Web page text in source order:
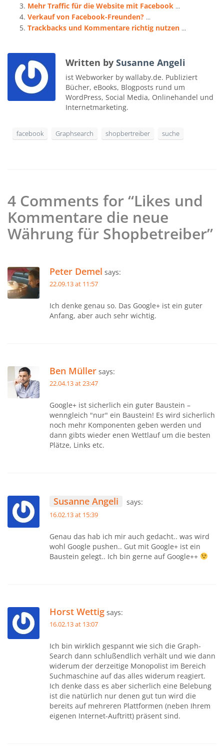
Mehr Traffic für die Website mit Facebook ...
Verkauf von Facebook-Freunden? ...
Trackbacks und Kommentare richtig nutzen ...
Written by Susanne Angeli
ist Webworker by wallaby.de. Publiziert
Bücher, eBooks, Blogposts rund um
WordPress, Social Media, Onlinehandel und
Internetmarketing.
facebook Graphsearch shopbertreiber suche
4 Comments for “Likes und
Kommentare die neue
Währung für Shopbetreiber”
Peter Demel says:
22.09.13 at 11:57
Ich denke genau so. Das Google+ ist ein guter
Anfang, aber auch sehr wichtig.
Ben Müller says:
22.04.13 at 23:47
Google+ ist sicherlich ein guter Baustein –
wenngleich "nur" ein Baustein! Es wird sicherlich
noch mehr Komponenten geben werden und
dann gibts wieder enen Wettlauf um die besten
Plätze, Links etc.
Susanne Angeli says:
16.02.13 at 15:39
Genau das hab ich mir auch gedacht.. was wird
wohl Google pushen.. Gut mit Google+ ist ein
Baustein gelegt.. Ich bin gerne auf Google++
Horst Wettig says:
16.02.13 at 13:07
Ich bin wirklich gespannt wie sich die Graph-
Search dann schlußendlich verhält und wie dann
widerum der derzeitige Monopolist im Bereich
Suchmaschine auf das alles widerum reagiert.
Ich denke dass es aber sicherlich eine Belebung
ist die natürlich nur denen gut tun wird die
bereits auf mehreren Plattformen (neben Ihrem
eigenen Internet-Auftritt) präsent sind.